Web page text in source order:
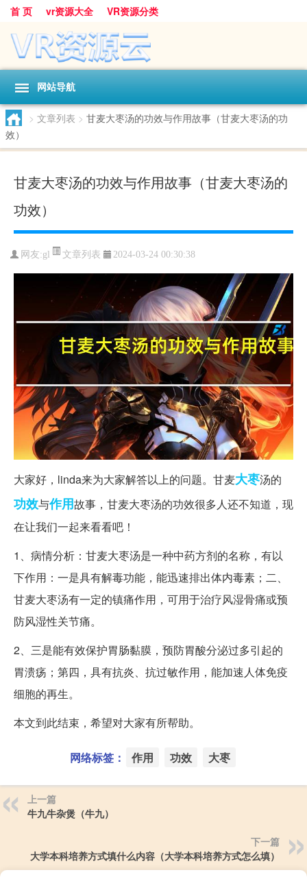
首 页 vr资源大全 VR资源分类
网站导航
> 文章列表 > 甘麦大枣汤的功效与作用故事（甘麦大枣汤的功
效）
甘麦大枣汤的功效与作用故事（甘麦大枣汤的
功效）
网友:gl 文章列表 2024-03-24 00:30:38
大家好，linda来为大家解答以上的问题。甘麦大枣汤的
功效与作用故事，甘麦大枣汤的功效很多人还不知道，现
在让我们一起来看看吧！
1、病情分析：甘麦大枣汤是一种中药方剂的名称，有以
下作用：一是具有解毒功能，能迅速排出体内毒素；二、
甘麦大枣汤有一定的镇痛作用，可用于治疗风湿骨痛或预
防风湿性关节痛。
2、三是能有效保护胃肠黏膜，预防胃酸分泌过多引起的
胃溃疡；第四，具有抗炎、抗过敏作用，能加速人体免疫
细胞的再生。
本文到此结束，希望对大家有所帮助。
网络标签： 作用 功效 大枣
上一篇
牛九牛杂煲（牛九）
下一篇
大学本科培养方式填什么内容（大学本科培养方式怎么填）